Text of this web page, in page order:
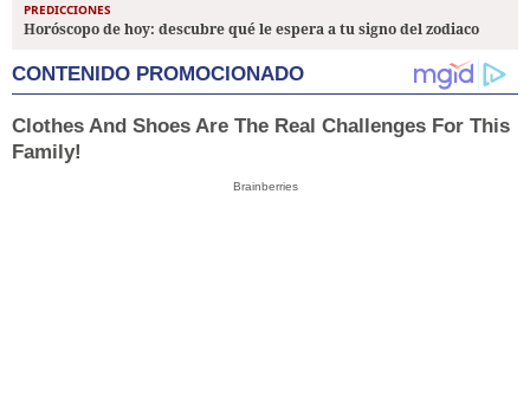
PREDICCIONES
Horóscopo de hoy: descubre qué le espera a tu signo del zodiaco
CONTENIDO PROMOCIONADO
Clothes And Shoes Are The Real Challenges For This
Family!
Brainberries